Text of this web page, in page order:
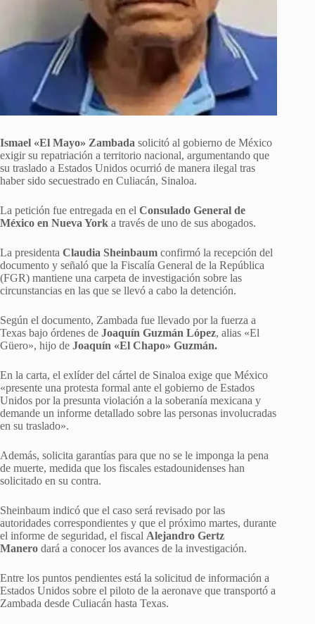
Ismael «El Mayo» Zambada solicitó al gobierno de México
exigir su repatriación a territorio nacional, argumentando que
su traslado a Estados Unidos ocurrió de manera ilegal tras
haber sido secuestrado en Culiacán, Sinaloa.
La petición fue entregada en el Consulado General de
México en Nueva York a través de uno de sus abogados.
La presidenta Claudia Sheinbaum confirmó la recepción del
documento y señaló que la Fiscalía General de la República
(FGR) mantiene una carpeta de investigación sobre las
circunstancias en las que se llevó a cabo la detención.
Según el documento, Zambada fue llevado por la fuerza a
Texas bajo órdenes de Joaquín Guzmán López, alias «El
Güero», hijo de Joaquín «El Chapo» Guzmán.
En la carta, el exlíder del cártel de Sinaloa exige que México
«presente una protesta formal ante el gobierno de Estados
Unidos por la presunta violación a la soberanía mexicana y
demande un informe detallado sobre las personas involucradas
en su traslado».
Además, solicita garantías para que no se le imponga la pena
de muerte, medida que los fiscales estadounidenses han
solicitado en su contra.
Sheinbaum indicó que el caso será revisado por las
autoridades correspondientes y que el próximo martes, durante
el informe de seguridad, el fiscal Alejandro Gertz
Manero dará a conocer los avances de la investigación.
Entre los puntos pendientes está la solicitud de información a
Estados Unidos sobre el piloto de la aeronave que transportó a
Zambada desde Culiacán hasta Texas.